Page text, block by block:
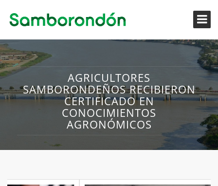
AGRICULTORES
SAMBORONDEÑOS RECIBIERON
CERTIFICADO EN
CONOCIMIENTOS
AGRONÓMICOS